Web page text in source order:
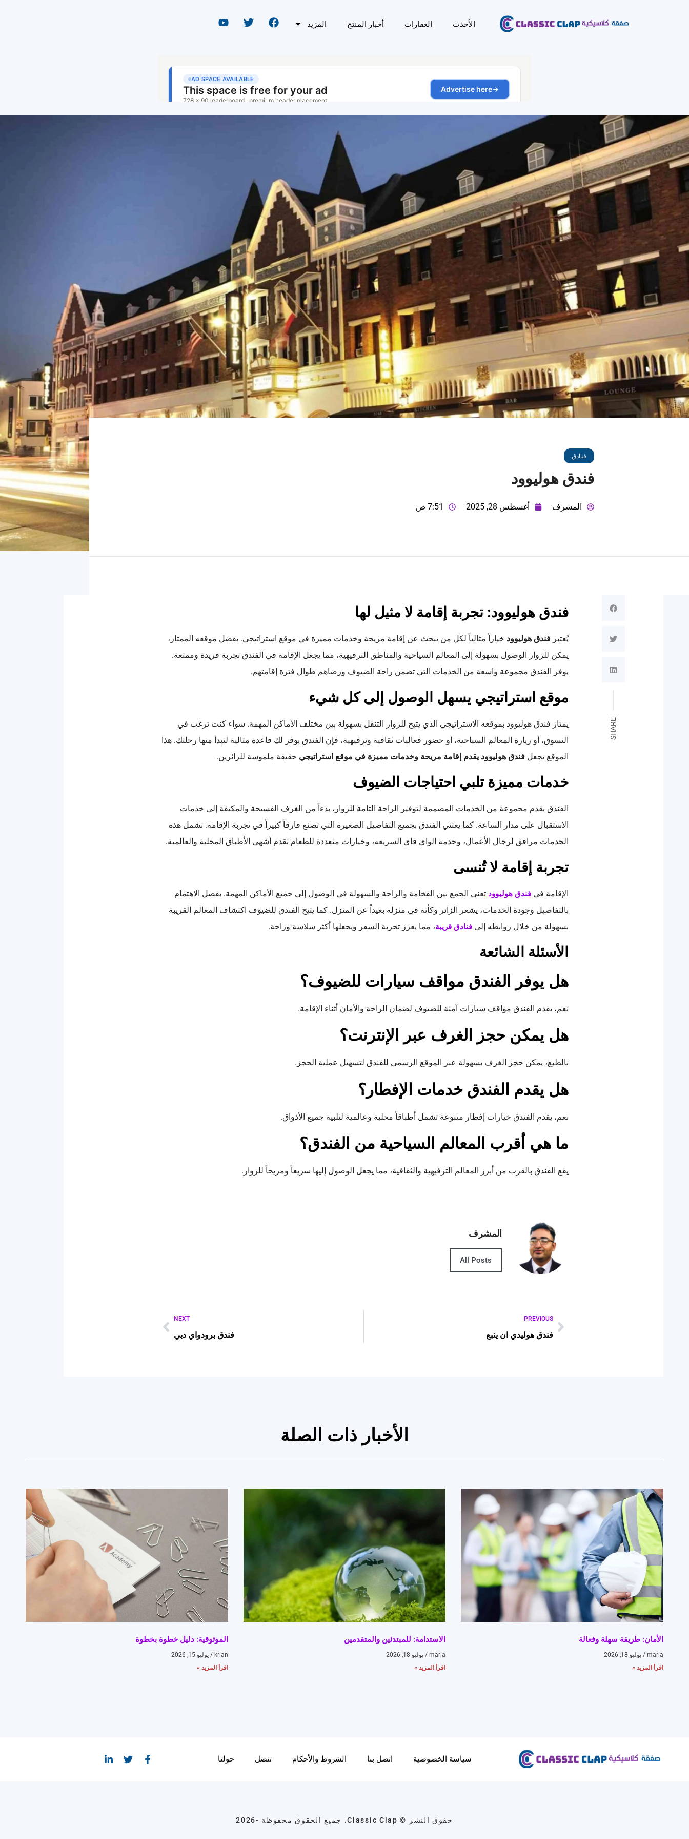
الأحدث العقارات أخبار المنتج المزيد
فنادق
فندق هوليوود
المشرف أغسطس 28, 2025 7:51 ص
SHARE
فندق هوليوود: تجربة إقامة لا مثيل لها
يُعتبر فندق هوليوود خياراً مثالياً لكل من يبحث عن إقامة مريحة وخدمات مميزة في موقع استراتيجي. بفضل موقعه الممتاز،
يمكن للزوار الوصول بسهولة إلى المعالم السياحية والمناطق الترفيهية، مما يجعل الإقامة في الفندق تجربة فريدة وممتعة.
يوفر الفندق مجموعة واسعة من الخدمات التي تضمن راحة الضيوف ورضاهم طوال فترة إقامتهم.
موقع استراتيجي يسهل الوصول إلى كل شيء
يمتاز فندق هوليوود بموقعه الاستراتيجي الذي يتيح للزوار التنقل بسهولة بين مختلف الأماكن المهمة. سواء كنت ترغب في
التسوق، أو زيارة المعالم السياحية، أو حضور فعاليات ثقافية وترفيهية، فإن الفندق يوفر لك قاعدة مثالية لتبدأ منها رحلتك. هذا
الموقع يجعل فندق هوليوود يقدم إقامة مريحة وخدمات مميزة في موقع استراتيجي حقيقة ملموسة للزائرين.
خدمات مميزة تلبي احتياجات الضيوف
الفندق يقدم مجموعة من الخدمات المصممة لتوفير الراحة التامة للزوار، بدءاً من الغرف الفسيحة والمكيفة إلى خدمات
الاستقبال على مدار الساعة. كما يعتني الفندق بجميع التفاصيل الصغيرة التي تصنع فارقاً كبيراً في تجربة الإقامة. تشمل هذه
الخدمات مرافق لرجال الأعمال، وخدمة الواي فاي السريعة، وخيارات متعددة للطعام تقدم أشهى الأطباق المحلية والعالمية.
تجربة إقامة لا تُنسى
الإقامة في فندق هوليوود تعني الجمع بين الفخامة والراحة والسهولة في الوصول إلى جميع الأماكن المهمة. بفضل الاهتمام
بالتفاصيل وجودة الخدمات، يشعر الزائر وكأنه في منزله بعيداً عن المنزل. كما يتيح الفندق للضيوف اكتشاف المعالم القريبة
بسهولة من خلال روابطه إلى فنادق قريبة، مما يعزز تجربة السفر ويجعلها أكثر سلاسة وراحة.
الأسئلة الشائعة
هل يوفر الفندق مواقف سيارات للضيوف؟
نعم، يقدم الفندق مواقف سيارات آمنة للضيوف لضمان الراحة والأمان أثناء الإقامة.
هل يمكن حجز الغرف عبر الإنترنت؟
بالطبع، يمكن حجز الغرف بسهولة عبر الموقع الرسمي للفندق لتسهيل عملية الحجز.
هل يقدم الفندق خدمات الإفطار؟
نعم، يقدم الفندق خيارات إفطار متنوعة تشمل أطباقاً محلية وعالمية لتلبية جميع الأذواق.
ما هي أقرب المعالم السياحية من الفندق؟
يقع الفندق بالقرب من أبرز المعالم الترفيهية والثقافية، مما يجعل الوصول إليها سريعاً ومريحاً للزوار.
المشرف
All Posts
PREVIOUS
فندق هوليدي ان ينبع
NEXT
فندق برودواي دبي
الأخبار ذات الصلة
الأمان: طريقة سهلة وفعالة
maria
يوليو 18, 2026
اقرأ المزيد »
الاستدامة: للمبتدئين والمتقدمين
maria يوليو 18, 2026
اقرأ المزيد »
الموثوقية: دليل خطوة بخطوة
krian
يوليو 15, 2026
اقرأ المزيد »
سياسة الخصوصية اتصل بنا الشروط والأحكام تنصل حولنا
حقوق النشر © Classic Clap. جميع الحقوق محفوظة -2026